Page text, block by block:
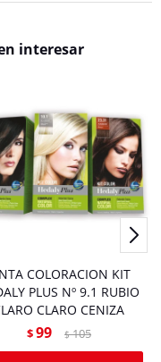
interesar
COLORACION KIT
PLUS Nº 9.1 RUBIO
CLARO CENIZA
$99 $ 105